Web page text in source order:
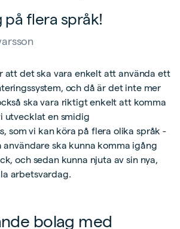
på flera språk!
att det ska vara enkelt att använda ett
och då är det inte mer
ska vara riktigt enkelt att komma
utvecklat en smidig
som vi kan köra på flera olika språk -
ska kunna komma igång
och sedan kunna njuta av sin nya,
arbetsvardag.
bolag med